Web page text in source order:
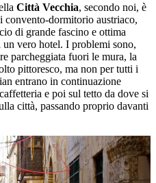
Città Vecchia, secondo noi, è
convento-dormitorio austriaco,
di grande fascino e ottima
un vero hotel. I problemi sono,
parcheggiata fuori le mura, la
pittoresco, ma non per tutti i
entrano in continuazione
e poi sul tetto da dove si
città, passando proprio davanti